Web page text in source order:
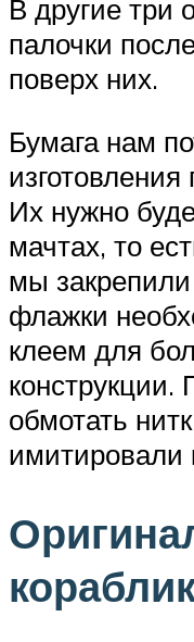
В другие три
палочки
поверх них.
Бумага нам
Их нужно
мачтах, то
мы
флажки
клеем для
конструкции.
обмотать
имитировали